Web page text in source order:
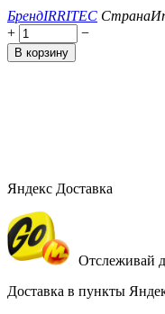
БрендIRRITEC Страна
+
−
В корзину
Яндекс Доставка
Отслеживай
Доставка в пункты